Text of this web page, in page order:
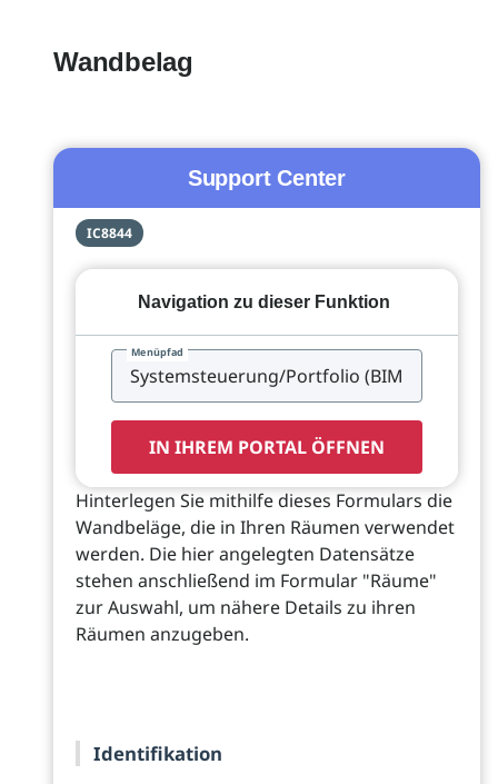
Wandbelag
Support Center
IC8844
Navigation zu dieser Funktion
Menüpfad
IN IHREM PORTAL ÖFFNEN
Hinterlegen Sie mithilfe dieses Formulars die
Wandbeläge, die in Ihren Räumen verwendet
werden. Die hier angelegten Datensätze
stehen anschließend im Formular "Räume"
zur Auswahl, um nähere Details zu ihren
Räumen anzugeben.
Identifikation